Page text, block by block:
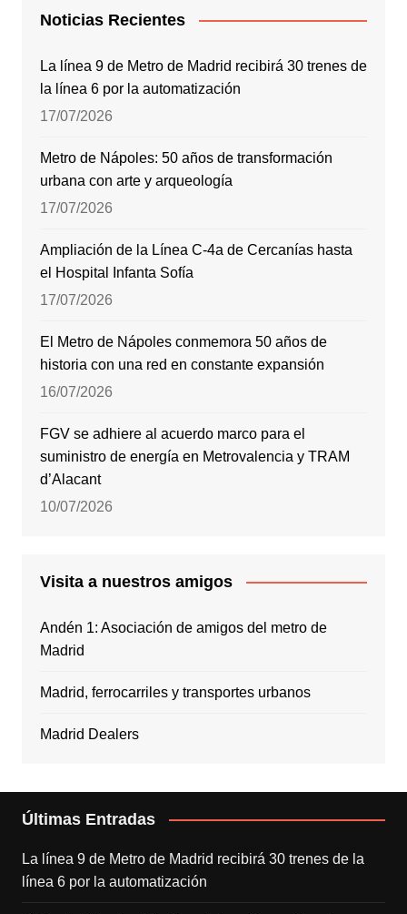
Noticias Recientes
La línea 9 de Metro de Madrid recibirá 30 trenes de
la línea 6 por la automatización
17/07/2026
Metro de Nápoles: 50 años de transformación
urbana con arte y arqueología
17/07/2026
Ampliación de la Línea C-4a de Cercanías hasta
el Hospital Infanta Sofía
17/07/2026
El Metro de Nápoles conmemora 50 años de
historia con una red en constante expansión
16/07/2026
FGV se adhiere al acuerdo marco para el
suministro de energía en Metrovalencia y TRAM
d’Alacant
10/07/2026
Visita a nuestros amigos
Andén 1: Asociación de amigos del metro de
Madrid
Madrid, ferrocarriles y transportes urbanos
Madrid Dealers
Últimas Entradas
La línea 9 de Metro de Madrid recibirá 30 trenes de la
línea 6 por la automatización